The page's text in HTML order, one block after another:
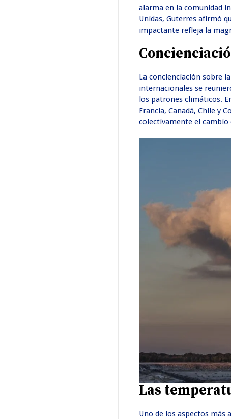
alarma en la comunidad
Unidas, Guterres afirmó
impactante refleja la
La concienciación sobre
internacionales se
los patrones climáticos.
Francia, Canadá, Chile y
colectivamente el cambio
Las
Uno de los aspectos más